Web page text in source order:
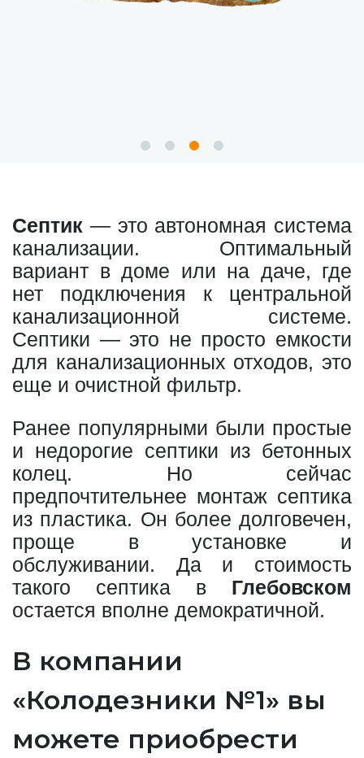
Септик — это автономная система
канализации. Оптимальный
вариант в доме или на даче, где
нет подключения к центральной
канализационной системе.
Септики — это не просто емкости
для канализационных отходов, это
еще и очистной фильтр.
Ранее популярными были простые
и недорогие септики из бетонных
колец. Но сейчас
предпочтительнее монтаж септика
из пластика. Он более долговечен,
проще в установке и
обслуживании. Да и стоимость
такого септика в Глебовском
остается вполне демократичной.
В компании
«Колодезники №1» вы
можете приобрести